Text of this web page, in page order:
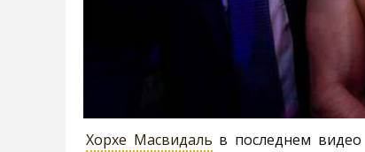
Хорхе Масвидаль в последнем видео